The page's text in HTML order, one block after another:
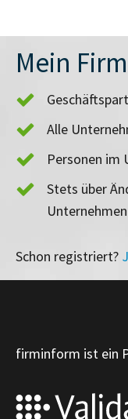
Mein
Alle
Personen im
Stets über
Schon registriert?
firminform ist ein